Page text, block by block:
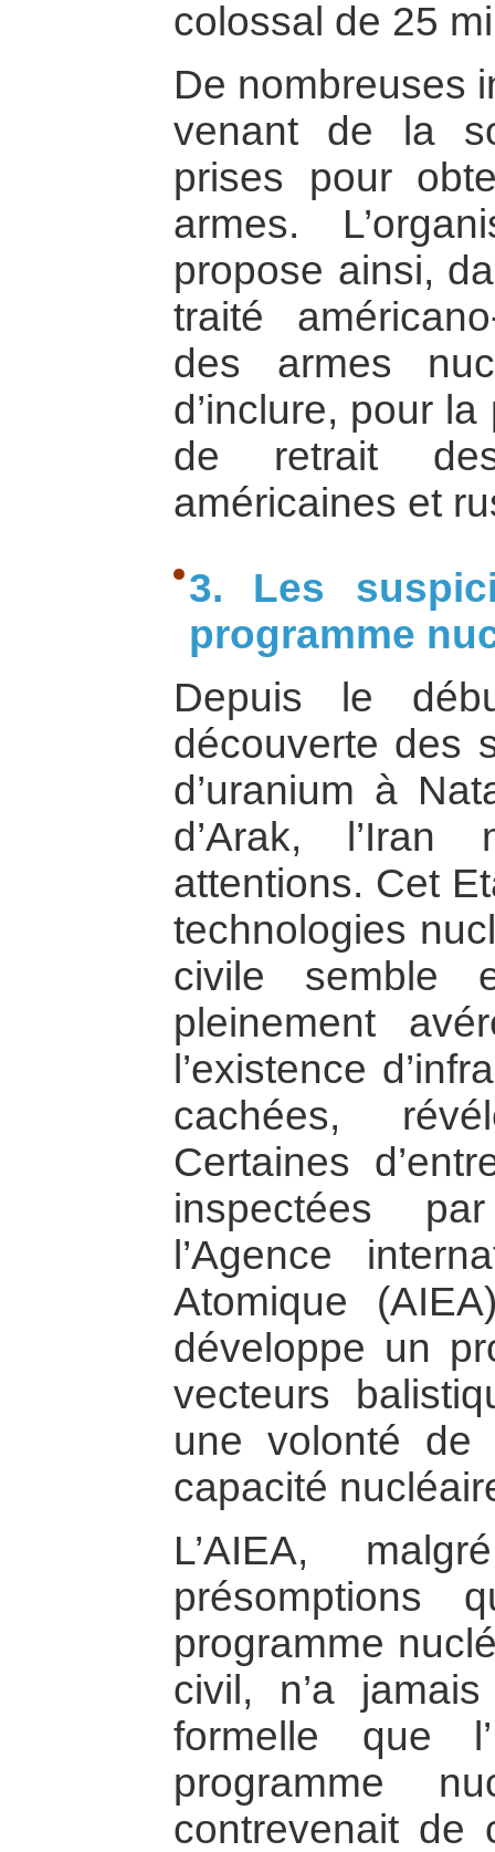
colossal de 25
De nombreuses
venant de la
prises pour
armes.
propose ainsi,
traité
des armes
d’inclure, pour
de retrait
américaines et
3. Les
programme
Depuis le
découverte des
d’uranium à
d’Arak, l’Iran
attentions. Cet
technologies
civile semble
pleinement
l’existence
cachées,
Certaines
inspectées
l’Agence
Atomique
développe un
vecteurs
une volonté de
capacité
L’AIEA,
présomptions
programme
civil, n’a
formelle que
programme
contrevenait de